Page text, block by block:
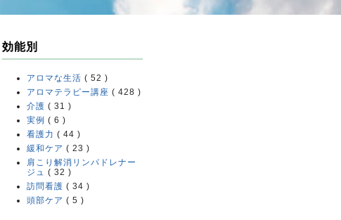
効能別
アロマな生活 ( 52 )
アロマテラピー講座 ( 428 )
介護 ( 31 )
実例 ( 6 )
看護力 ( 44 )
緩和ケア ( 23 )
肩こり解消リンパドレナー
ジュ ( 32 )
訪問看護 ( 34 )
頭部ケア ( 5 )